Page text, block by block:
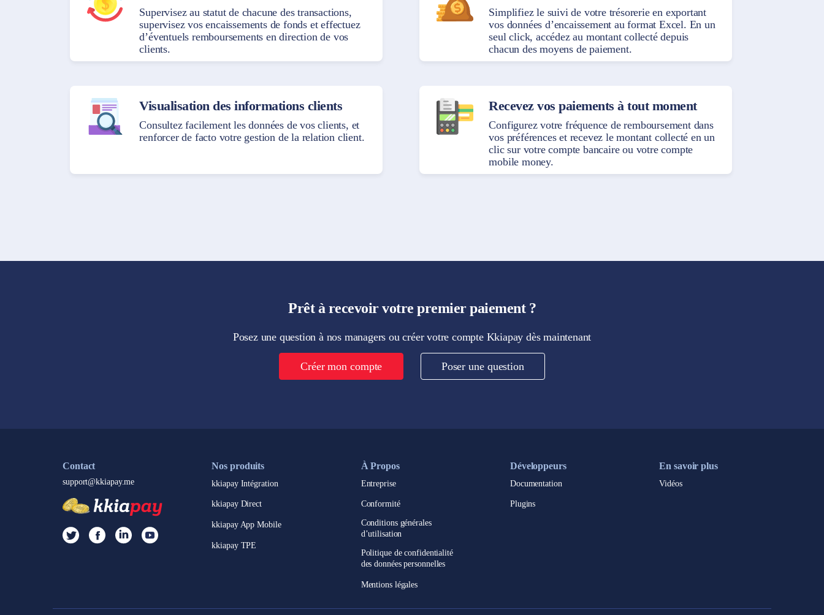
Supervisez au statut de chacune des transactions,
supervisez vos encaissements de fonds et effectuez
d’éventuels remboursements en direction de vos
clients.
Simplifiez le suivi de votre trésorerie en exportant
vos données d’encaissement au format Excel. En un
seul click, accédez au montant collecté depuis
chacun des moyens de paiement.
Visualisation des informations clients
Consultez facilement les données de vos clients, et
renforcer de facto votre gestion de la relation client.
Recevez vos paiements à tout moment
Configurez votre fréquence de remboursement dans
vos préférences et recevez le montant collecté en un
clic sur votre compte bancaire ou votre compte
mobile money.
Prêt à recevoir votre premier paiement ?
Posez une question à nos managers ou créer votre compte Kkiapay dès maintenant
Créer mon compte Poser une question
Contact
support@kkiapay.me
Nos produits
kkiapay Intégration
kkiapay Direct
kkiapay App Mobile
kkiapay TPE
À Propos
Entreprise
Conformité
Conditions générales
d’utilisation
Politique de confidentialité
des données personnelles
Mentions légales
Développeurs
Documentation
Plugins
En savoir plus
Vidéos